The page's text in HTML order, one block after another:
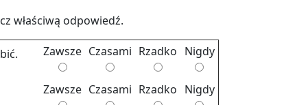
małżeńskiej
Psycholog
Radom
wła­ści­wą od­po­wiedź.
Za­wsze Cza­sa­mi Rzad­ko Nigdy
Za­wsze Cza­sa­mi Rzad­ko Nigdy